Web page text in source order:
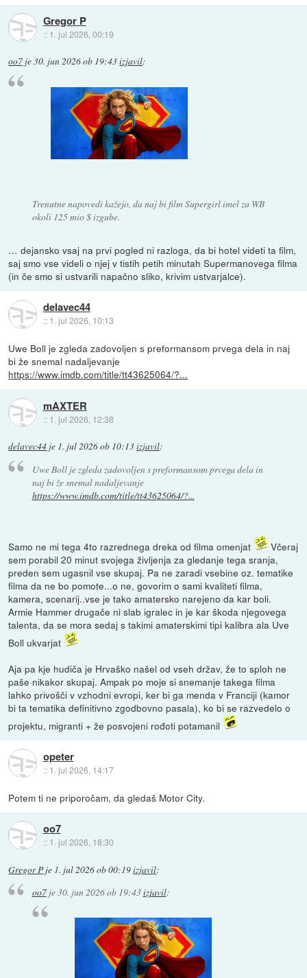
Gregor P
:: 1. jul 2026, 00:19
oo7 je30. jun 2026 ob 19:43izjavil:
Trenutne napovedi kažejo, da naj bi film Supergirl imel za WB
okoli 125 mio $ izgube.
… dejansko vsaj na prvi pogled ni razloga, da bi hotel videti ta film,
saj smo vse videli o njej v tistih petih minutah Supermanovega filma
(in če smo si ustvarili napačno sliko, krivim ustvarjalce).
delavec44
:: 1. jul 2026, 10:13
Uwe Boll je zgleda zadovoljen s preformansom prvega dela in naj
bi že snemal nadaljevanje
https://www.imdb.com/title/tt43625064/?...
mAXTER
:: 1. jul 2026, 12:38
delavec44 je 1. jul 2026 ob 10:13izjavil:
Uwe Boll je zgleda zadovoljen s preformansom prvega dela in
naj bi že snemal nadaljevanje
https://www.imdb.com/title/tt43625064/?...
Samo ne mi tega 4to razrednega dreka od filma omenjat
Včeraj
sem porabil 20 minut svojega življenja za gledanje tega sranja,
preden sem ugasnil vse skupaj. Pa ne zaradi vsebine oz. tematike
filma da ne bo pomote...o ne, govorim o sami kvaliteti filma,
kamera, scenarij..vse je tako amatersko narejeno da kar boli.
Armie Hammer drugače ni slab igralec in je kar škoda njegovega
talenta, da se mora sedaj s takimi amaterskimi tipi kalibra ala Uve
Boll ukvarjat
Aja pa kje hudiča je Hrvaško našel od vseh držav, že to sploh ne
paše nikakor skupaj. Ampak po moje si snemanje takega filma
lahko privošči v vzhodni evropi, ker bi ga menda v Franciji (kamor
bi ta tematika definitivno zgodbovno pasala), ko bi se razvedelo o
projektu, migranti + že posvojeni rođoti potamanil
opeter
:: 1. jul 2026, 14:17
Potem ti ne priporočam, da gledaš Motor City.
oo7
:: 1. jul 2026, 18:30
Gregor P je 1. jul 2026 ob 00:19izjavil:
oo7je30. jun 2026 ob 19:43izjavil: